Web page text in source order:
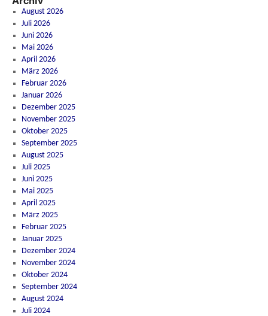
August 2026
Juli 2026
Juni 2026
Mai 2026
April 2026
März 2026
Februar 2026
Januar 2026
Dezember 2025
November 2025
Oktober 2025
September 2025
August 2025
Juli 2025
Juni 2025
Mai 2025
April 2025
März 2025
Februar 2025
Januar 2025
Dezember 2024
November 2024
Oktober 2024
September 2024
August 2024
Juli 2024